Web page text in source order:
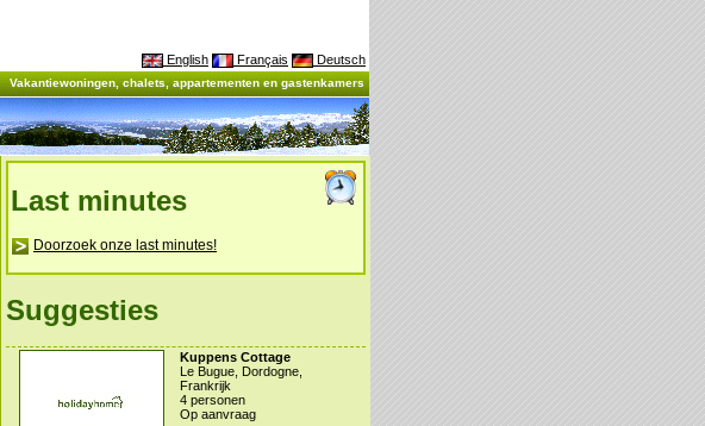
English Français Deutsch
Vakantiewoningen, chalets, appartementen en gastenkamers
Last minutes
Doorzoek onze last minutes!
Suggesties
Kuppens Cottage
Le Bugue, Dordogne,
Frankrijk
4 personen
Op aanvraag